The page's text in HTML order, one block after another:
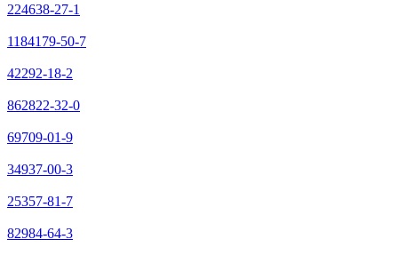
224638-27-1
1184179-50-7
42292-18-2
862822-32-0
69709-01-9
34937-00-3
25357-81-7
82984-64-3